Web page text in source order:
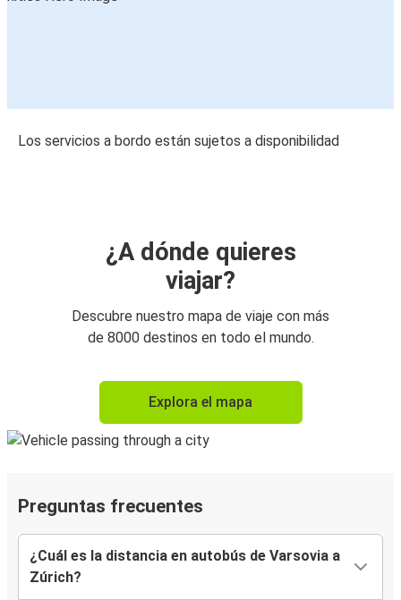
Los servicios a bordo están sujetos a disponibilidad
¿A dónde quieres
viajar?
Descubre nuestro mapa de viaje con más
de 8000 destinos en todo el mundo.
Explora el mapa
Preguntas frecuentes
¿Cuál es la distancia en autobús de Varsovia a
Zúrich?